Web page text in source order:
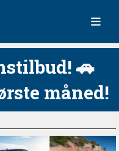
🚗
måned!